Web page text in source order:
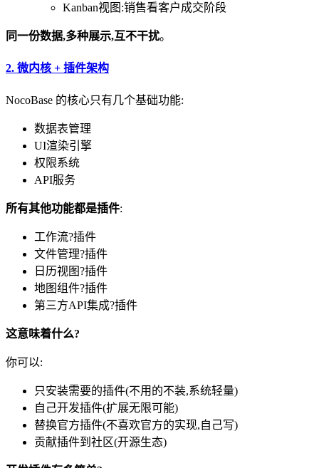
Kanban视图:销售看客户成交阶段
同一份数据,多种展示,互不干扰。
2. 微内核 + 插件架构
NocoBase 的核心只有几个基础功能:
数据表管理
UI渲染引擎
权限系统
API服务
所有其他功能都是插件:
工作流?插件
文件管理?插件
日历视图?插件
地图组件?插件
第三方API集成?插件
这意味着什么?
你可以:
只安装需要的插件(不用的不装,系统轻量)
自己开发插件(扩展无限可能)
替换官方插件(不喜欢官方的实现,自己写)
贡献插件到社区(开源生态)